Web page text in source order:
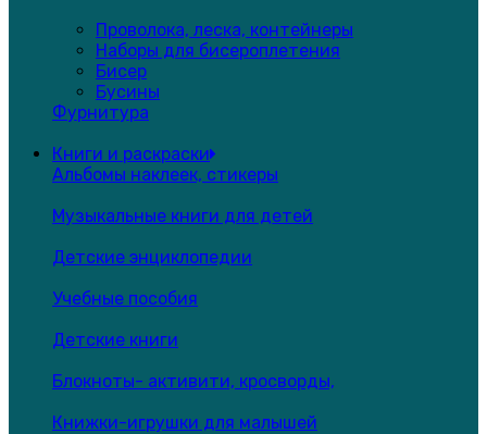
Проволока, леска, контейнеры
Наборы для бисероплетения
Бисер
Бусины
Фурнитура
Книги и раскраски
Альбомы наклеек, стикеры
Музыкальные книги для детей
Детские энциклопедии
Учебные пособия
Детские книги
Блокноты- активити, кросворды,
Книжки-игрушки для малышей